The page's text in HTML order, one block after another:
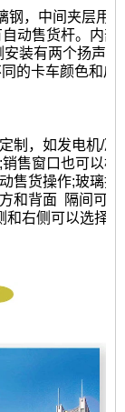
钢，中间夹层用
动售货杆。内
装有两个扬声
的卡车颜色和皮
制，如发电机/
售窗口也可以
售货操作;玻璃
和背面
隔间可
右侧可以选择